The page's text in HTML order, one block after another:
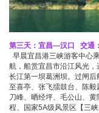
第三天：宜昌—汉口 交通
早晨宜昌港三峡游客中心
航，船赏宜昌市沿江风光
长江第一坝葛洲坝。过闸后
至喜亭、张飞擂鼓台、陈
刀峰、晒经坪、毛公山、
程、国家5A级风景区【三